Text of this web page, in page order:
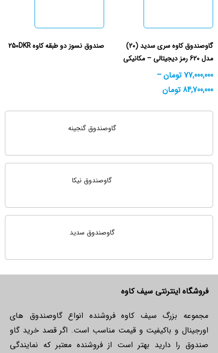
گاوصندوق کاوه سری سدید (20)
مدل 620 رمز دیجیتالی – مکانیکی
77,000,000 تومان–
84,700,000 تومان
صندوق نسوز دو طبقه کاوه 250DKR
گاوصندوق گنجینه
گاوصندوق نیکا
گاوصندوق سدید
فروشگاه اینترنتی سیف کاوه
مجموعه بزرگ سیف کاوه فروشنده انواع گاوصندوق های
اورجینال و باکیفیت و قیمت مناسب است. اگر قصد خرید گاو
صندوق را دارید بهتر است از فروشنده معتبر که نمایندگی